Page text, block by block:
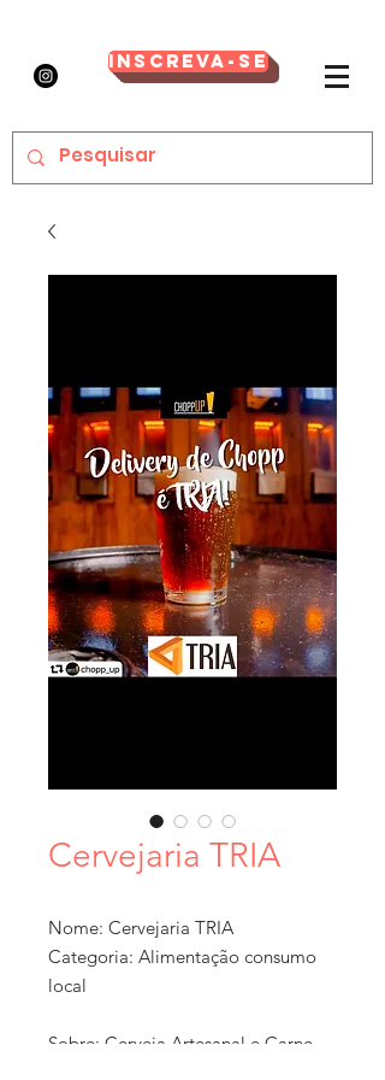
Inscreva-se
Cervejaria TRIA
Nome: Cervejaria TRIA
Categoria: Alimentação consumo
local
Sobre: Cerveja Artesanal e Carne